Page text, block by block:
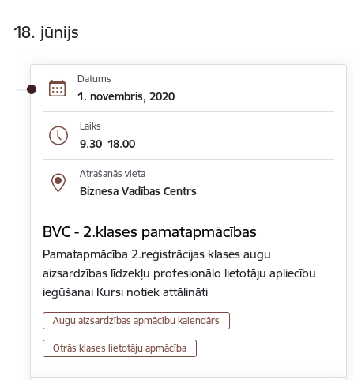
18. jūnijs
Datums
1. novembris, 2020
Laiks
9.30–18.00
Atrašanās vieta
Biznesa Vadības Centrs
BVC - 2.klases pamatapmācības
Pamatapmācība 2.reģistrācijas klases augu
aizsardzības līdzekļu profesionālo lietotāju apliecību
iegūšanai Kursi notiek attālināti
Augu aizsardzības apmācību kalendārs
Otrās klases lietotāju apmācība